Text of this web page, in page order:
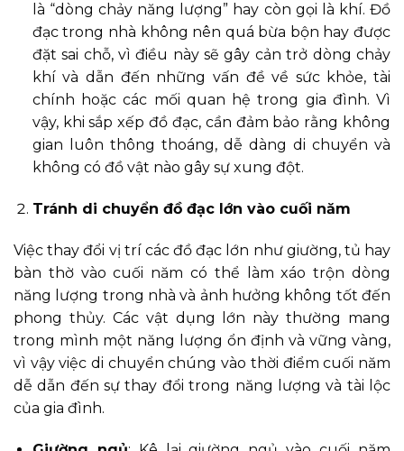
là “dòng chảy năng lượng” hay còn gọi là khí. Đồ
đạc trong nhà không nên quá bừa bộn hay được
đặt sai chỗ, vì điều này sẽ gây cản trở dòng chảy
khí và dẫn đến những vấn đề về sức khỏe, tài
chính hoặc các mối quan hệ trong gia đình. Vì
vậy, khi sắp xếp đồ đạc, cần đảm bảo rằng không
gian luôn thông thoáng, dễ dàng di chuyển và
không có đồ vật nào gây sự xung đột.
Tránh di chuyển đồ đạc lớn vào cuối năm
Việc thay đổi vị trí các đồ đạc lớn như giường, tủ hay
bàn thờ vào cuối năm có thể làm xáo trộn dòng
năng lượng trong nhà và ảnh hưởng không tốt đến
phong thủy. Các vật dụng lớn này thường mang
trong mình một năng lượng ổn định và vững vàng,
vì vậy việc di chuyển chúng vào thời điểm cuối năm
dễ dẫn đến sự thay đổi trong năng lượng và tài lộc
của gia đình.